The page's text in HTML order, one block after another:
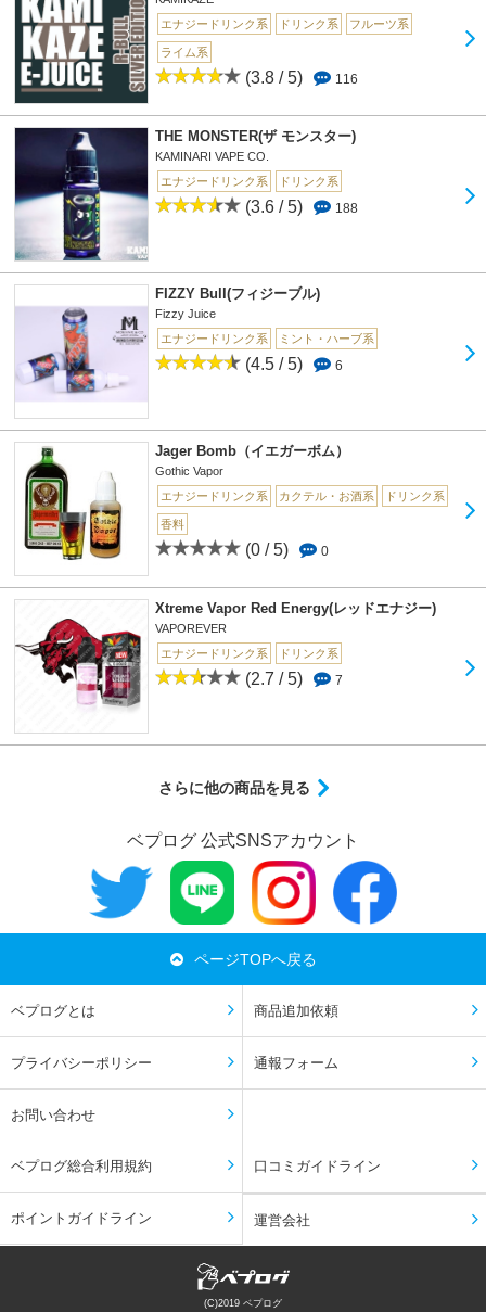
エナジードリンク系
ドリンク系 フルーツ系
ライム系
(3.8 / 5) 116
THE MONSTER(ザ モンスター)
KAMINARI VAPE CO.
エナジードリンク系
ドリンク系
(3.6 / 5) 188
FIZZY Bull(フィジーブル)
Fizzy Juice
エナジードリンク系
ミント・ハーブ系
(4.5 / 5) 6
Jager Bomb（イエガーボム）
Gothic Vapor
エナジードリンク系
カクテル・お酒系 ドリンク系
香料
(0 / 5) 0
Xtreme Vapor Red Energy(レッドエナジー)
VAPOREVER
エナジードリンク系
ドリンク系
(2.7 / 5) 7
さらに他の商品を見る
ベプログ 公式SNSアカウント
ページTOPへ戻る
ベプログとは 商品追加依頼
プライバシーポリシー 通報フォーム
お問い合わせ
ベプログ総合利用規約 口コミガイドライン
ポイントガイドライン 運営会社
(C)2019 ベプログ